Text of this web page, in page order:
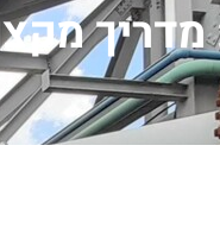
מדריך